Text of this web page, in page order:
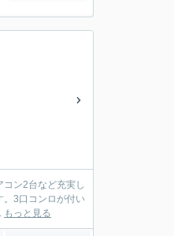
ン2台など充実し
。3口コンロが付い
もっと見る